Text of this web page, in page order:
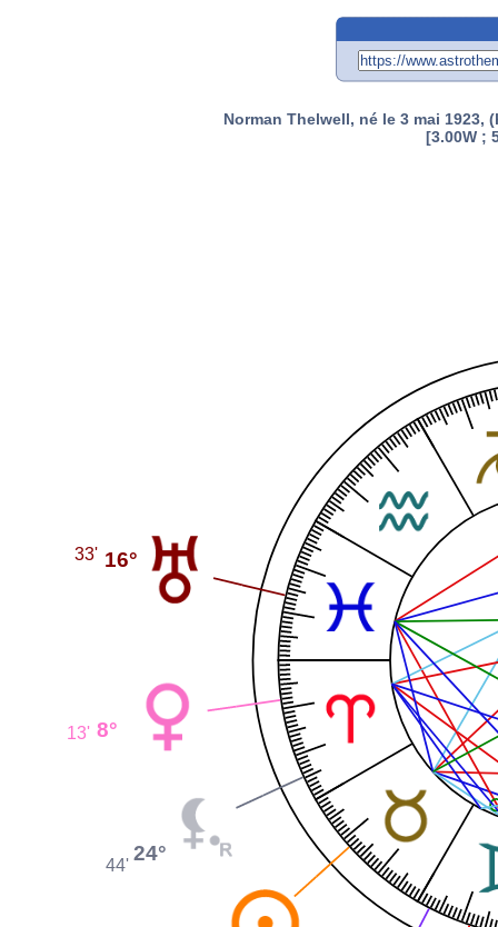
Norman Thelwell, né le 3 mai 1923,
[3.00W ;
16°
33'
8°
13'
24°
44'